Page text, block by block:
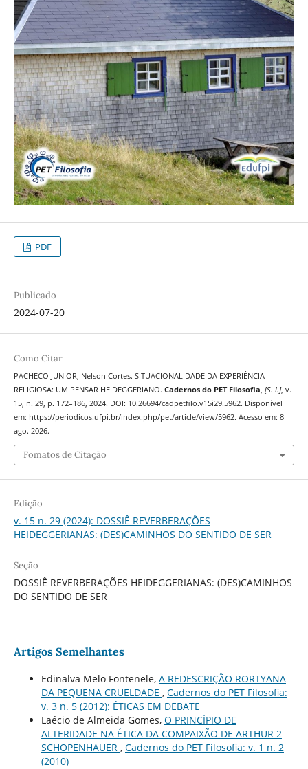
PDF
Publicado
2024-07-20
Como Citar
PACHECO JUNIOR, Nelson Cortes. SITUACIONALIDADE DA EXPERIÊNCIA
RELIGIOSA: UM PENSAR HEIDEGGERIANO. Cadernos do PET Filosofia [S. l.], v.
15, n. 29, p. 172–186, 2024. DOI: 10.26694/cadpetfilo.v15i29.5962. Disponível
em: https://periodicos.ufpi.br/index.php/pet/article/view/5962. Acesso em: 8
ago. 2026.
Fomatos de Citação
Edição
v. 15 n. 29 (2024): DOSSIÊ REVERBERAÇÕES
HEIDEGGERIANAS: (DES)CAMINHOS DO SENTIDO DE SER
Seção
DOSSIÊ REVERBERAÇÕES HEIDEGGERIANAS: (DES)CAMINHOS
DO SENTIDO DE SER
Artigos Semelhantes
Edinalva Melo Fontenele, A REDESCRIÇÃO RORTYANA
DA PEQUENA CRUELDADE , Cadernos do PET Filosofia:
v. 3 n. 5 (2012): ÉTICAS EM DEBATE
Laécio de Almeida Gomes, O PRINCÍPIO DE
ALTERIDADE NA ÉTICA DA COMPAIXÃO DE ARTHUR 2
SCHOPENHAUER , Cadernos do PET Filosofia: v. 1 n. 2
(2010)